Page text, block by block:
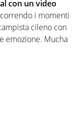
con un video
i momenti
cileno con
emozione. Mucha